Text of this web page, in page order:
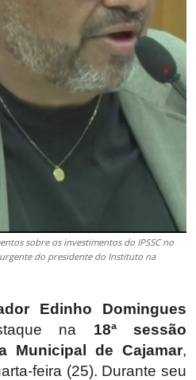
sobre os investimentos do IPSSC no
do presidente do Instituto na
Edinho Domingues
na 18ª sessão
Municipal de Cajamar,
feira (25). Durante seu